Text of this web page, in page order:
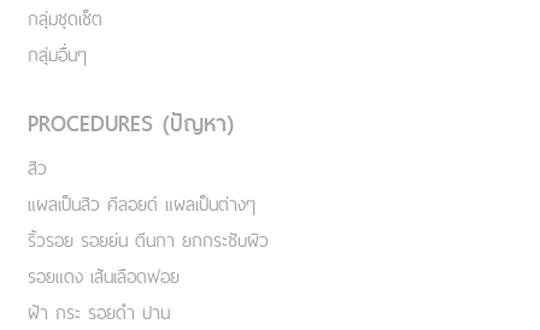
กลุ่มชุดเซ็ต
กลุ่มอื่นๆ
PROCEDURES (ปัญหา)
สิว
แผลเป็นสิว คีลอยด์ แผลเป็นต่างๆ
ริ้วรอย รอยย่น ตีนกา ยกกระชับผิว
รอยแดง เส้นเลือดฟอย
ฝ้า กระ รอยดำ ปาน